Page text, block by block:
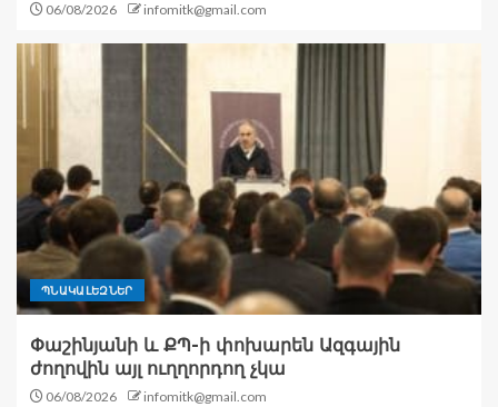
06/08/2026 infomitk@gmail.com
ՊՆԱԿԱԼԵԶՆԵՐ
Փաշինյանի և ՔՊ-ի փոխարեն Ազգային
ժողովին այլ ուղղորդող չկա
06/08/2026 infomitk@gmail.com